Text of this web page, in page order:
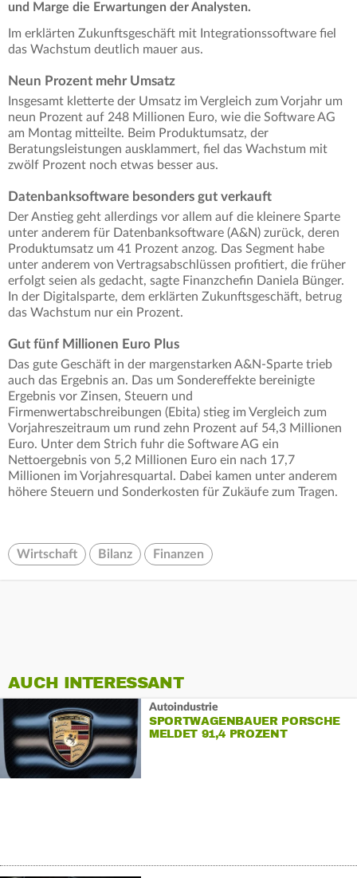
und Marge die Erwartungen der Analysten.
Im erklärten Zukunftsgeschäft mit Integrationssoftware fiel
das Wachstum deutlich mauer aus.
Neun Prozent mehr Umsatz
Insgesamt kletterte der Umsatz im Vergleich zum Vorjahr um
neun Prozent auf 248 Millionen Euro, wie die Software AG
am Montag mitteilte. Beim Produktumsatz, der
Beratungsleistungen ausklammert, fiel das Wachstum mit
zwölf Prozent noch etwas besser aus.
Datenbanksoftware besonders gut verkauft
Der Anstieg geht allerdings vor allem auf die kleinere Sparte
unter anderem für Datenbanksoftware (A&N) zurück, deren
Produktumsatz um 41 Prozent anzog. Das Segment habe
unter anderem von Vertragsabschlüssen profitiert, die früher
erfolgt seien als gedacht, sagte Finanzchefin Daniela Bünger.
In der Digitalsparte, dem erklärten Zukunftsgeschäft, betrug
das Wachstum nur ein Prozent.
Gut fünf Millionen Euro Plus
Das gute Geschäft in der margenstarken A&N-Sparte trieb
auch das Ergebnis an. Das um Sondereffekte bereinigte
Ergebnis vor Zinsen, Steuern und
Firmenwertabschreibungen (Ebita) stieg im Vergleich zum
Vorjahreszeitraum um rund zehn Prozent auf 54,3 Millionen
Euro. Unter dem Strich fuhr die Software AG ein
Nettoergebnis von 5,2 Millionen Euro ein nach 17,7
Millionen im Vorjahresquartal. Dabei kamen unter anderem
höhere Steuern und Sonderkosten für Zukäufe zum Tragen.
Wirtschaft Bilanz Finanzen
AUCH INTERESSANT
Autoindustrie
SPORTWAGENBAUER PORSCHE
MELDET 91,4 PROZENT